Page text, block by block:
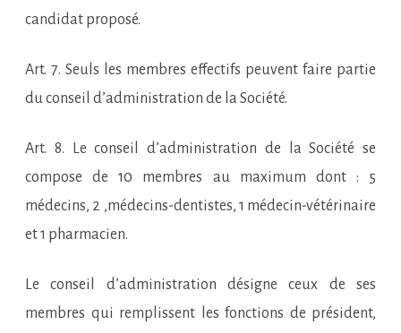
candidat proposé.
Art. 7. Seuls les membres effectifs peuvent faire partie
du conseil d’administration de la Société.
Art. 8. Le conseil d’administration de la Société se
compose de 10 membres au maximum dont : 5
médecins, 2 ,médecins-dentistes, 1 médecin-vétérinaire
et 1 pharmacien.
Le conseil d’administration désigne ceux de ses
membres qui remplissent les fonctions de président,